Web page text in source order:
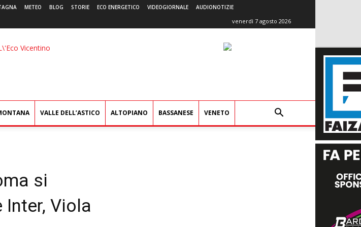
METEO BLOG STORIE ECO ENERGETICO VIDEOGIORNALE AUDIONOTIZIE
venerdì 7 agosto 2026
L'Eco
VALLE DELL’ASTICO ALTOPIANO BASSANESE VENETO
si
Inter, Viola